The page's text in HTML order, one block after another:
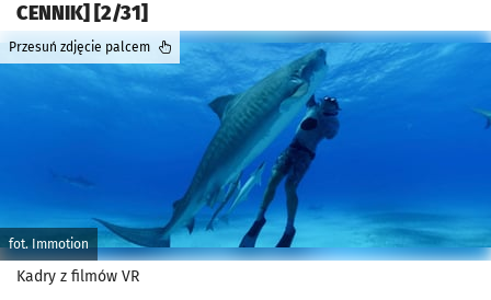
CENNIK] [2/31]
fot. Immotion
Przesuń zdjęcie palcem
Kadry z filmów VR